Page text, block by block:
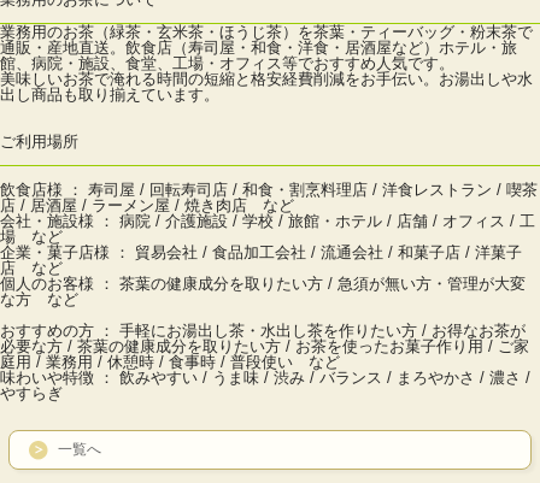
業務用のお茶（緑茶・玄米茶・ほうじ茶）を茶葉・ティーバッグ・粉末茶で
通販・産地直送。飲食店（寿司屋・和食・洋食・居酒屋など）ホテル・旅
館、病院・施設、食堂、工場・オフィス等でおすすめ人気です。
美味しいお茶で淹れる時間の短縮と格安経費削減をお手伝い。お湯出しや水
出し商品も取り揃えています。
ご利用場所
飲食店様 ： 寿司屋 / 回転寿司店 / 和食・割烹料理店 / 洋食レストラン / 喫茶
店 / 居酒屋 / ラーメン屋 / 焼き肉店 など
会社・施設様 ： 病院 / 介護施設 / 学校 / 旅館・ホテル / 店舗 / オフィス / 工
場 など
企業・菓子店様 ： 貿易会社 / 食品加工会社 / 流通会社 / 和菓子店 / 洋菓子
店 など
個人のお客様 ： 茶葉の健康成分を取りたい方 / 急須が無い方・管理が大変
な方 など
おすすめの方 ： 手軽にお湯出し茶・水出し茶を作りたい方 / お得なお茶が
必要な方 / 茶葉の健康成分を取りたい方 / お茶を使ったお菓子作り用 / ご家
庭用 / 業務用 / 休憩時 / 食事時 / 普段使い など
味わいや特徴 ： 飲みやすい / うま味 / 渋み / バランス / まろやかさ / 濃さ /
やすらぎ
一覧へ